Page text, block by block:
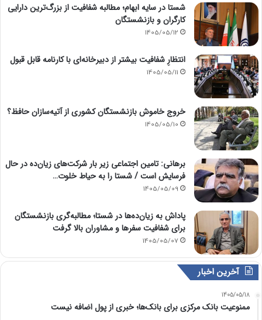
شستا در سایه ابهام؛ مطالبه شفافیت از بزرگ‌ترین دارایی
کارگران و بازنشستگان
1405/05/12
انتظارِ شفافیت بیشتر از دبیرخانه‌ای با کارنامه قابل قبول
1405/05/11
خروج خاموش بازنشستگان کشوری از آتیه‌سازان حافظ؟
1405/05/10
برهانی: تامین اجتماعی زیر بار شرکت‌های زیان‌ده در حال
فرسایش است / شستا را به حیاط خلوت…
1405/05/09
پاداش به زیان‌ده‌ها در شستا؛ مطالبه‌گری بازنشستگان
برای شفافیت سفرها و مشاوران بالا گرفت
1405/05/07
آخرین اخبار
1405/05/18
ممنوعیت بانک مرکزی برای بانک‌ها؛ خبری از پول اضافه نیست